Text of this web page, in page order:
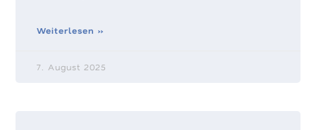
Weiterlesen »
7. August 2025